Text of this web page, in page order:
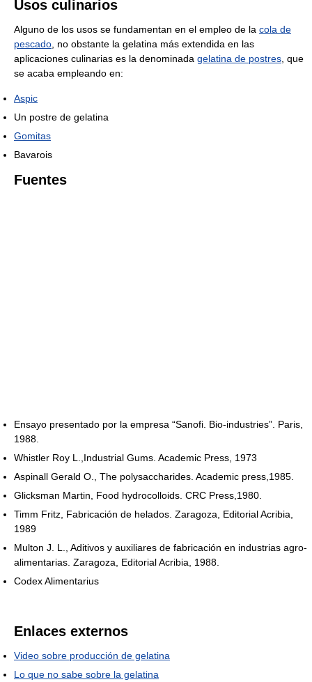
Usos culinarios
Alguno de los usos se fundamentan en el empleo de la cola de
pescado, no obstante la gelatina más extendida en las
aplicaciones culinarias es la denominada gelatina de postres, que
se acaba empleando en:
Aspic
Un postre de gelatina
Gomitas
Bavarois
Fuentes
Ensayo presentado por la empresa “Sanofi. Bio-industries”. Paris,
1988.
Whistler Roy L.,Industrial Gums. Academic Press, 1973
Aspinall Gerald O., The polysaccharides. Academic press,1985.
Glicksman Martin, Food hydrocolloids. CRC Press,1980.
Timm Fritz, Fabricación de helados. Zaragoza, Editorial Acribia,
1989
Multon J. L., Aditivos y auxiliares de fabricación en industrias agro-
alimentarias. Zaragoza, Editorial Acribia, 1988.
Codex Alimentarius
Enlaces externos
Video sobre producción de gelatina
Lo que no sabe sobre la gelatina